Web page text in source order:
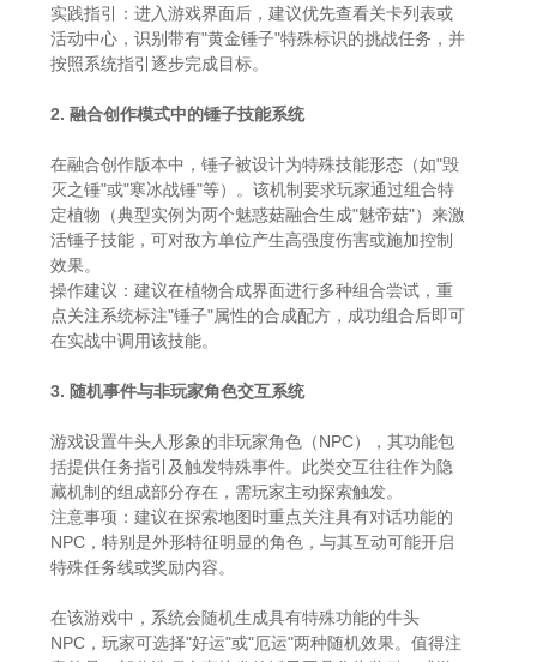
实践指引：进入游戏界面后，建议优先查看关卡列表或
活动中心，识别带有"黄金锤子"特殊标识的挑战任务，并
按照系统指引逐步完成目标。
2. 融合创作模式中的锤子技能系统
在融合创作版本中，锤子被设计为特殊技能形态（如"毁
灭之锤"或"寒冰战锤"等）。该机制要求玩家通过组合特
定植物（典型实例为两个魅惑菇融合生成"魅帝菇"）来激
活锤子技能，可对敌方单位产生高强度伤害或施加控制
效果。
操作建议：建议在植物合成界面进行多种组合尝试，重
点关注系统标注"锤子"属性的合成配方，成功组合后即可
在实战中调用该技能。
3. 随机事件与非玩家角色交互系统
游戏设置牛头人形象的非玩家角色（NPC），其功能包
括提供任务指引及触发特殊事件。此类交互往往作为隐
藏机制的组成部分存在，需玩家主动探索触发。
注意事项：建议在探索地图时重点关注具有对话功能的
NPC，特别是外形特征明显的角色，与其互动可能开启
特殊任务线或奖励内容。
在该游戏中，系统会随机生成具有特殊功能的牛头
NPC，玩家可选择"好运"或"厄运"两种随机效果。值得注